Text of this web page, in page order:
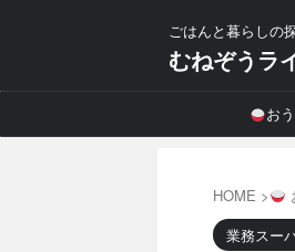
ごはんと暮らしの
むねぞうラ
お
HOME >
業務スー